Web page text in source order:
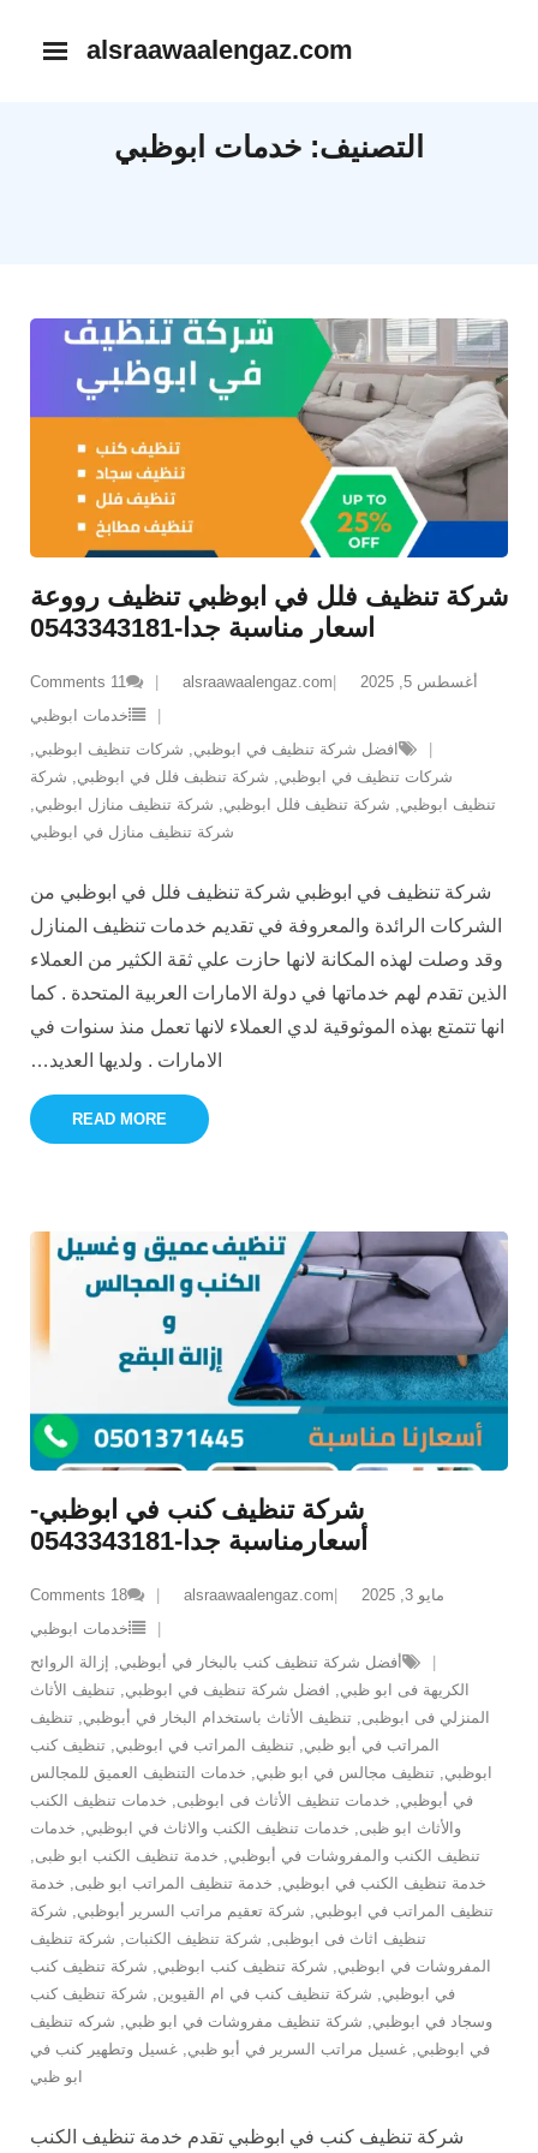
alsraawaalengaz.com
التصنيف: خدمات ابوظبي
شركة تنظيف فلل في ابوظبي تنظيف رووعة
اسعار مناسبة جدا-0543343181
أغسطس 5, 2025 alsraawaalengaz.com
11
Comments
خدمات ابوظبي
افضل شركة تنظيف في ابوظبي, شركات تنظيف ابوظبي,
شركات تنظيف في ابوظبي, شركة تنظبف فلل في ابوظبي, شركة
تنظيف ابوظبي, شركة تنظيف فلل ابوظبي, شركة تنظيف منازل ابوظبي,
شركة تنظيف منازل في ابوظبي
شركة تنظيف في ابوظبي شركة تنظيف فلل في ابوظبي من
الشركات الرائدة والمعروفة في تقديم خدمات تنظيف المنازل
وقد وصلت لهذه المكانة لانها حازت علي ثقة الكثير من العملاء
الذين تقدم لهم خدماتها في دولة الامارات العربية المتحدة . كما
انها تتمتع بهذه الموثوقية لدي العملاء لانها تعمل منذ سنوات في
الامارات . ولديها العديد…
READ MORE
شركة تنظيف كنب في ابوظبي-
أسعارمناسبة جدا-0543343181
مايو 3, 2025 alsraawaalengaz.com
18
Comments
خدمات ابوظبي
أفضل شركة تنظيف كنب بالبخار في أبوظبي, إزالة الروائح
الكريهة فى ابو ظبي, افضل شركة تنظيف في ابوظبي, تنظيف الأثاث
المنزلي فى ابوظبى, تنظيف الأثاث باستخدام البخار في أبوظبي, تنظيف
المراتب في أبو ظبي, تنظيف المراتب في ابوظبي, تنظيف كنب
ابوظبي, تنظيف مجالس في ابو ظبي, خدمات التنظيف العميق للمجالس
في أبوظبي, خدمات تنظيف الأثاث فى ابوظبى, خدمات تنظيف الكنب
والأثاث ابو ظبى, خدمات تنظيف الكنب والاثاث في ابوظبي, خدمات
تنظيف الكنب والمفروشات في أبوظبي, خدمة تنظيف الكنب ابو ظبى,
خدمة تنظيف الكنب في ابوظبي, خدمة تنظيف المراتب ابو ظبى, خدمة
تنظيف المراتب في ابوظبي, شركة تعقيم مراتب السرير أبوظبي, شركة
تنظيف اثاث فى ابوظبى, شركة تنظيف الكنبات, شركة تنظيف
المفروشات في ابوظبي, شركة تنظيف كنب ابوظبي, شركة تنظيف كنب
في ابوظبي, شركة تنظيف كنب في ام القيوين, شركة تنظيف كنب
وسجاد في ابوظبي, شركة تنظيف مفروشات في ابو ظبي, شركه تنظيف
في ابوظبي, غسيل مراتب السرير في أبو ظبي, غسيل وتطهير كنب في
ابو ظبي
شركة تنظيف كنب في ابوظبي تقدم خدمة تنظيف الكنب